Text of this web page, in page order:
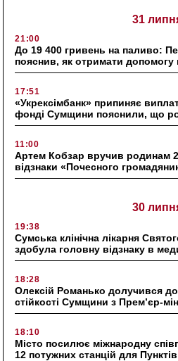
31
21:00
До 19 400 гривень на паливо:
пояснив, як отримати допомогу
17:51
«Укрексімбанк» припиняє
фонді Сумщини пояснили, що
11:00
Артем Кобзар вручив родинам
відзнаки «Почесного
30
19:38
Сумська клінічна лікарня
здобула головну відзнаку в
18:28
Олексій Романько долучився
стійкості Сумщини з Прем’єр-
18:10
Місто посилює міжнародну
12 потужних станцій для Пунктів